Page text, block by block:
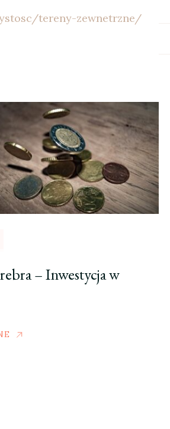
tereny-zewnetrzne/
– Inwestycja w